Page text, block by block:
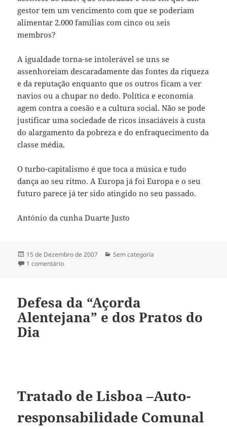
gestor tem um vencimento com que se poderiam
alimentar 2.000 famílias com cinco ou seis
membros?
A igualdade torna-se intolerável se uns se
assenhoreiam descaradamente das fontes da riqueza
e da reputação enquanto que os outros ficam a ver
navios ou a chupar no dedo. Política e economia
agem contra a coesão e a cultura social. Não se pode
justificar uma sociedade de ricos insaciáveis à custa
do alargamento da pobreza e do enfraquecimento da
classe média.
O turbo-capitalismo é que toca a música e tudo
dança ao seu ritmo. A Europa já foi Europa e o seu
futuro parece já ter sido atingido no seu passado.
António da cunha Duarte Justo
Publicado
a
15 de Dezembro de 2007 Categorias
Sem categoria
1 comentário
Defesa da “Açorda
Alentejana” e dos Pratos do
Dia
Tratado de Lisboa –Auto-
responsabilidade Comunal